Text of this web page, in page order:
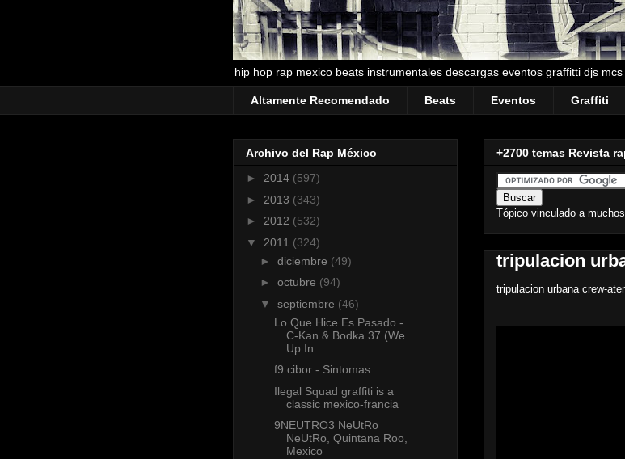
hip hop rap mexico beats instrumentales descargas eventos graffitti djs
Altamente Recomendado Beats Eventos Graffiti
+2700 temas Revista
Tópico vinculado a
tripulacion
tripulacion urbana crew-
Archivo del Rap México
► 2014 (597)
► 2013 (343)
► 2012 (532)
▼ 2011 (324)
► diciembre (49)
► octubre (94)
▼ septiembre (46)
Lo Que Hice Es Pasado -
C-Kan & Bodka 37 (We
Up In...
f9 cibor - Sintomas
Ilegal Squad graffiti is a
classic mexico-francia
9NEUTRO3 NeUtRo
NeUtRo, Quintana Roo,
Mexico